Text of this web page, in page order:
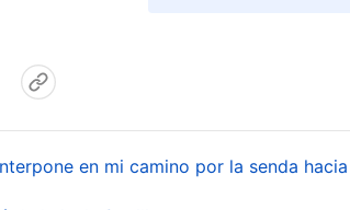
verdadero ha sido oprimido
lo persiguen las fuerzas
gente? Cuando vino a obrar el Señor
en mi camino por la senda